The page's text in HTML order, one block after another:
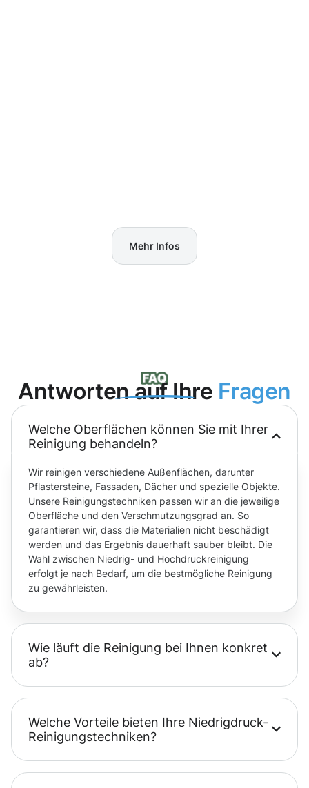
Mehr Infos
Antworten auf Ihre Fragen
Welche Oberflächen können Sie mit Ihrer
Reinigung behandeln?
Wir reinigen verschiedene Außenflächen, darunter
Pflastersteine, Fassaden, Dächer und spezielle Objekte.
Unsere Reinigungstechniken passen wir an die jeweilige
Oberfläche und den Verschmutzungsgrad an. So
garantieren wir, dass die Materialien nicht beschädigt
werden und das Ergebnis dauerhaft sauber bleibt. Die
Wahl zwischen Niedrig- und Hochdruckreinigung
erfolgt je nach Bedarf, um die bestmögliche Reinigung
zu gewährleisten.
Wie läuft die Reinigung bei Ihnen konkret
ab?
Welche Vorteile bieten Ihre Niedrigdruck-
Reinigungstechniken?